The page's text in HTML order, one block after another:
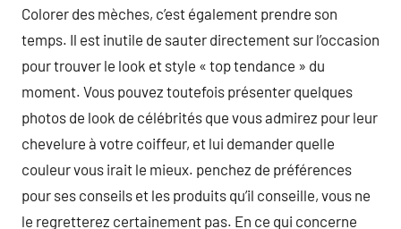
Colorer des mèches, c’est également prendre son
temps. Il est inutile de sauter directement sur l’occasion
pour trouver le look et style « top tendance » du
moment. Vous pouvez toutefois présenter quelques
photos de look de célébrités que vous admirez pour leur
chevelure à votre coiffeur, et lui demander quelle
couleur vous irait le mieux. penchez de préférences
pour ses conseils et les produits qu’il conseille, vous ne
le regretterez certainement pas. En ce qui concerne